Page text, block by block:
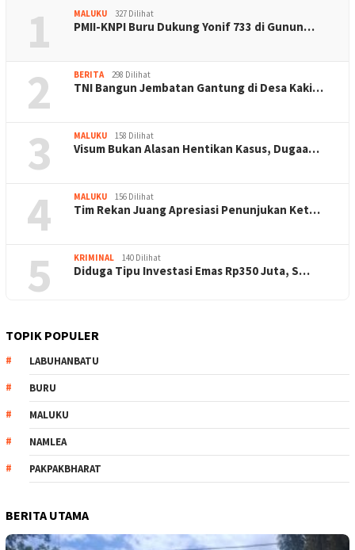
1 MALUKU 327 Dilihat
PMII-KNPI Buru Dukung Yonif 733 di Gunun…
2 BERITA 298 Dilihat
TNI Bangun Jembatan Gantung di Desa Kaki…
3 MALUKU 158 Dilihat
Visum Bukan Alasan Hentikan Kasus, Dugaa…
4 MALUKU 156 Dilihat
Tim Rekan Juang Apresiasi Penunjukan Ket…
5 KRIMINAL 140 Dilihat
Diduga Tipu Investasi Emas Rp350 Juta, S…
TOPIK POPULER
LABUHANBATU
BURU
MALUKU
NAMLEA
PAKPAKBHARAT
BERITA UTAMA